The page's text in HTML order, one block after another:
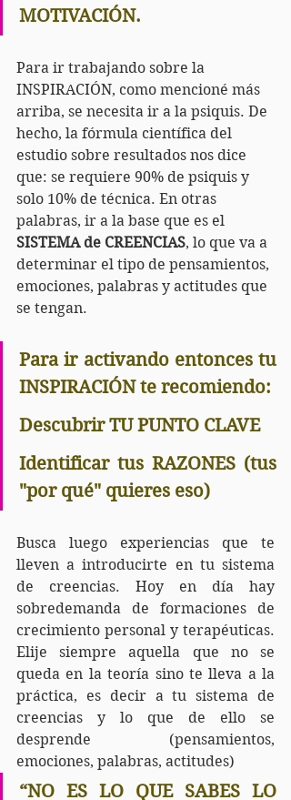
MOTIVACIÓN.
Para ir trabajando sobre la
INSPIRACIÓN, como mencioné más
arriba, se necesita ir a la psiquis. De
hecho, la fórmula científica del
estudio sobre resultados nos dice
que: se requiere 90% de psiquis y
solo 10% de técnica. En otras
palabras, ir a la base que es el
SISTEMA de CREENCIAS, lo que va a
determinar el tipo de pensamientos,
emociones, palabras y actitudes que
se tengan.
Para ir activando entonces tu
INSPIRACIÓN te recomiendo:
Descubrir TU PUNTO CLAVE
Identificar tus RAZONES (tus
"por qué" quieres eso)
Busca luego experiencias que te
lleven a introducirte en tu sistema
de creencias. Hoy en día hay
sobredemanda de formaciones de
crecimiento personal y terapéuticas.
Elije siempre aquella que no se
queda en la teoría sino te lleva a la
práctica, es decir a tu sistema de
creencias y lo que de ello se
desprende (pensamientos,
emociones, palabras, actitudes)
“NO ES LO QUE SABES LO